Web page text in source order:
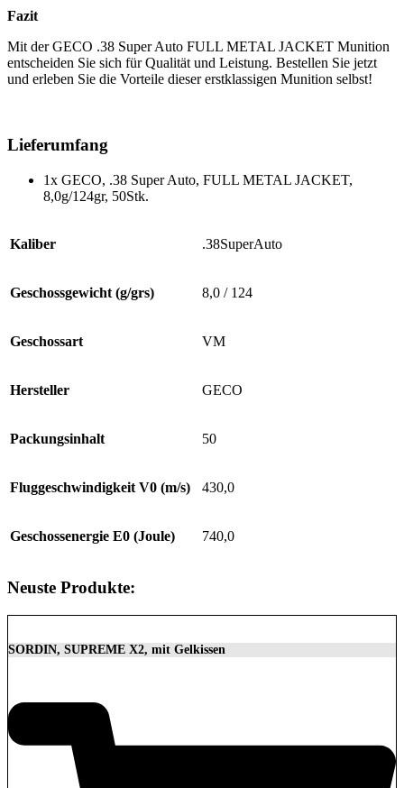
Fazit
Mit der GECO .38 Super Auto FULL METAL JACKET Munition
entscheiden Sie sich für Qualität und Leistung. Bestellen Sie jetzt
und erleben Sie die Vorteile dieser erstklassigen Munition selbst!
Lieferumfang
1x GECO, .38 Super Auto, FULL METAL JACKET,
8,0g/124gr, 50Stk.
Kaliber .38SuperAuto
Geschossgewicht (g/grs) 8,0 / 124
Geschossart VM
Hersteller GECO
Packungsinhalt 50
Fluggeschwindigkeit V0 (m/s) 430,0
Geschossenergie E0 (Joule) 740,0
Neuste Produkte:
SORDIN, SUPREME X2, mit Gelkissen